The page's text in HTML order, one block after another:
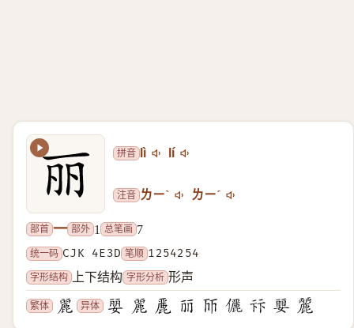
拼音 lì lí
注音 ㄌㄧˋ ㄌㄧˊ
部首 一 部外 1 总笔画 7
统一码 CJK 4E3D 笔顺 1254254
字形结构
上下结构 字形分析 形声
繁体 异体